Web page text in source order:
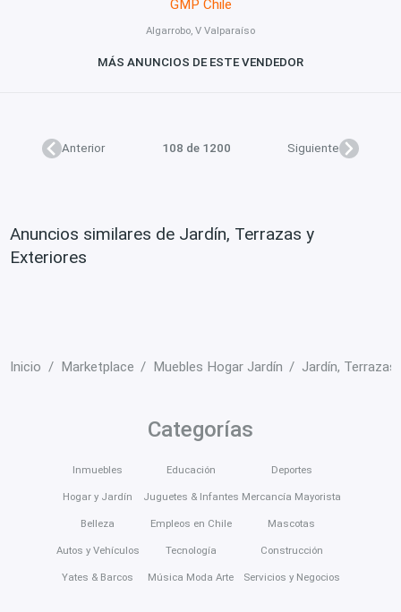
GMP Chile
Algarrobo, V Valparaíso
MÁS ANUNCIOS DE ESTE VENDEDOR
Anterior 108 de 1200 Siguiente
Anuncios similares de Jardín, Terrazas y
Exteriores
Inicio Marketplace Muebles Hogar Jardín Jardín,
Categorías
Inmuebles
Hogar y Jardín
Belleza
Autos y Vehículos
Yates & Barcos
Educación
Juguetes & Infantes
Empleos en Chile
Tecnología
Música Moda Arte
Deportes
Mercancía Mayorista
Mascotas
Construcción
Servicios y Negocios